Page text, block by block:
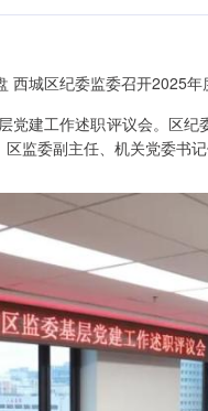
建工作述职评议会。区纪
监委副主任、机关党委书记